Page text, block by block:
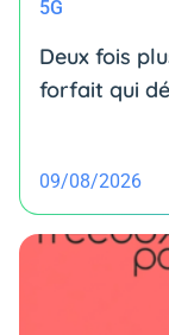
5G
Deux fois
forfait qui
09/08/2026